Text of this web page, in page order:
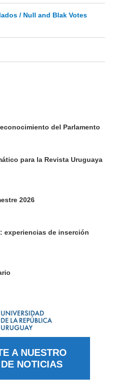
del Parlamento
para la Revista Uruguaya
2026
experiencias de inserción
/ Null and Blak Votes
A NUESTRO
NOTICIAS